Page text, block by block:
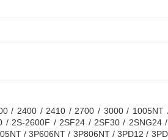
/ 2400 / 2410 / 2700 / 3000 /
2S-2600F / 2SF24 / 2SF30 / 2SNG24
/ 3P606NT / 3P806NT / 3PD12 /